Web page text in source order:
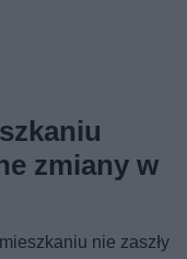
zmiany w
nie zaszły